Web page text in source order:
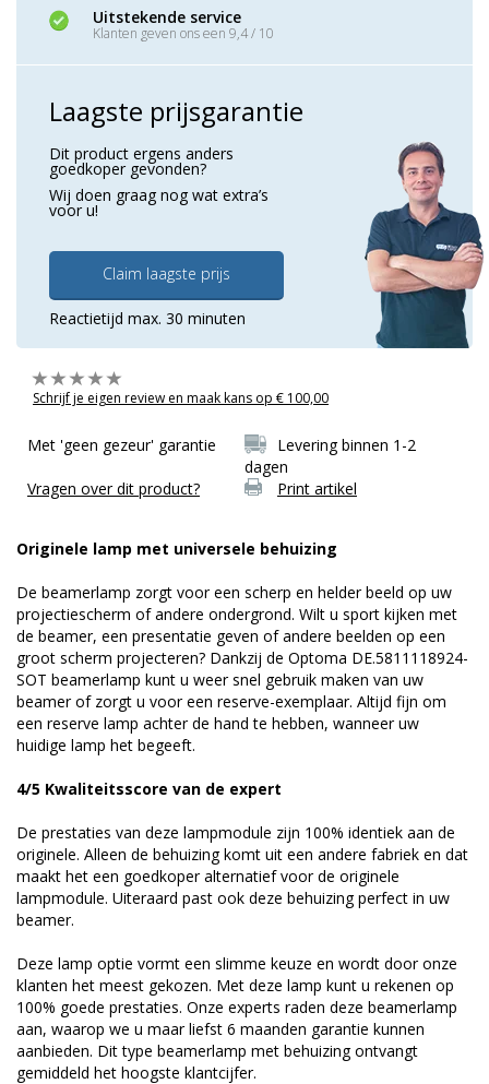
Uitstekende service
Klanten geven ons een 9,4 / 10
Laagste prijsgarantie
Dit product ergens anders
goedkoper gevonden?
Wij doen graag nog wat extra’s
voor u!
Claim laagste prijs
Reactietijd max. 30 minuten
Schrijf je eigen review en maak kans op € 100,00
Met 'geen gezeur' garantie
Levering binnen 1-2
dagen
Vragen over dit product?
Print artikel
Originele lamp met universele behuizing
De beamerlamp zorgt voor een scherp en helder beeld op uw
projectiescherm of andere ondergrond. Wilt u sport kijken met
de beamer, een presentatie geven of andere beelden op een
groot scherm projecteren? Dankzij de Optoma DE.5811118924-
SOT beamerlamp kunt u weer snel gebruik maken van uw
beamer of zorgt u voor een reserve-exemplaar. Altijd fijn om
een reserve lamp achter de hand te hebben, wanneer uw
huidige lamp het begeeft.
4/5 Kwaliteitsscore van de expert
De prestaties van deze lampmodule zijn 100% identiek aan de
originele. Alleen de behuizing komt uit een andere fabriek en dat
maakt het een goedkoper alternatief voor de originele
lampmodule. Uiteraard past ook deze behuizing perfect in uw
beamer.
Deze lamp optie vormt een slimme keuze en wordt door onze
klanten het meest gekozen. Met deze lamp kunt u rekenen op
100% goede prestaties. Onze experts raden deze beamerlamp
aan, waarop we u maar liefst 6 maanden garantie kunnen
aanbieden. Dit type beamerlamp met behuizing ontvangt
gemiddeld het hoogste klantcijfer.